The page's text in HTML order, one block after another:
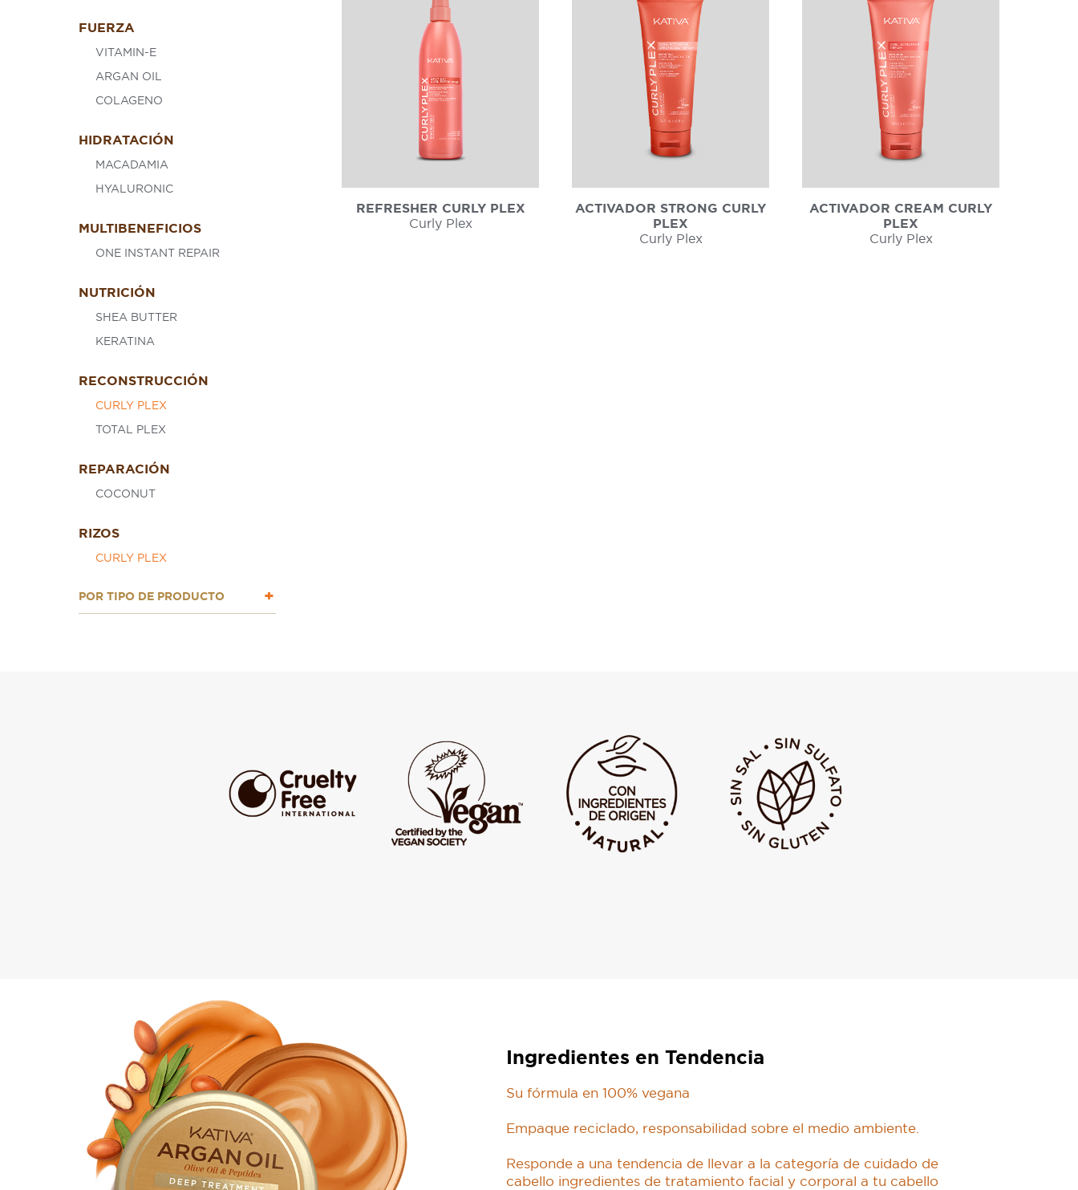
FUERZA
VITAMIN-E
ARGAN OIL
COLAGENO
HIDRATACIÓN
MACADAMIA
HYALURONIC
MULTIBENEFICIOS
ONE INSTANT REPAIR
NUTRICIÓN
SHEA BUTTER
KERATINA
RECONSTRUCCIÓN
CURLY PLEX
TOTAL PLEX
REPARACIÓN
COCONUT
RIZOS
CURLY PLEX
POR TIPO DE PRODUCTO
REFRESHER CURLY PLEX
Curly Plex
ACTIVADOR STRONG CURLY
PLEX
Curly Plex
ACTIVADOR CREAM CURLY
PLEX
Curly Plex
Ingredientes en Tendencia
Su fórmula en 100% vegana
Empaque reciclado, responsabilidad sobre el medio ambiente.
Responde a una tendencia de llevar a la categoría de cuidado de
cabello ingredientes de tratamiento facial y corporal a tu cabello